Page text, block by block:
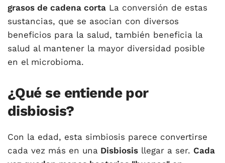
grasos de cadena corta La conversión de estas
sustancias, que se asocian con diversos
beneficios para la salud, también beneficia la
salud al mantener la mayor diversidad posible
en el microbioma.
¿Qué se entiende por
disbiosis?
Con la edad, esta simbiosis parece convertirse
cada vez más en una Disbiosis llegar a ser. Cada